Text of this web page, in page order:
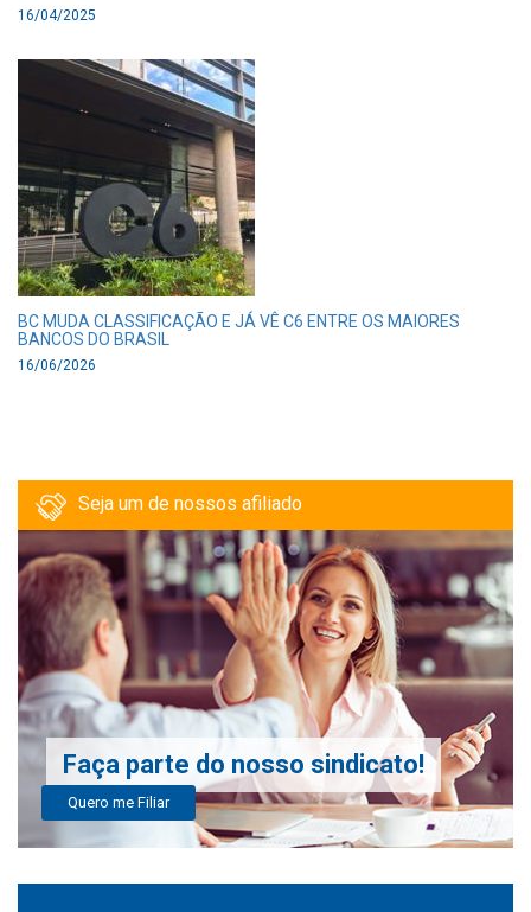
16/04/2025
BC MUDA CLASSIFICAÇÃO E JÁ VÊ C6 ENTRE OS MAIORES
BANCOS DO BRASIL
16/06/2026
Seja um de nossos afiliado
Faça parte do nosso sindicato!
Quero me Filiar